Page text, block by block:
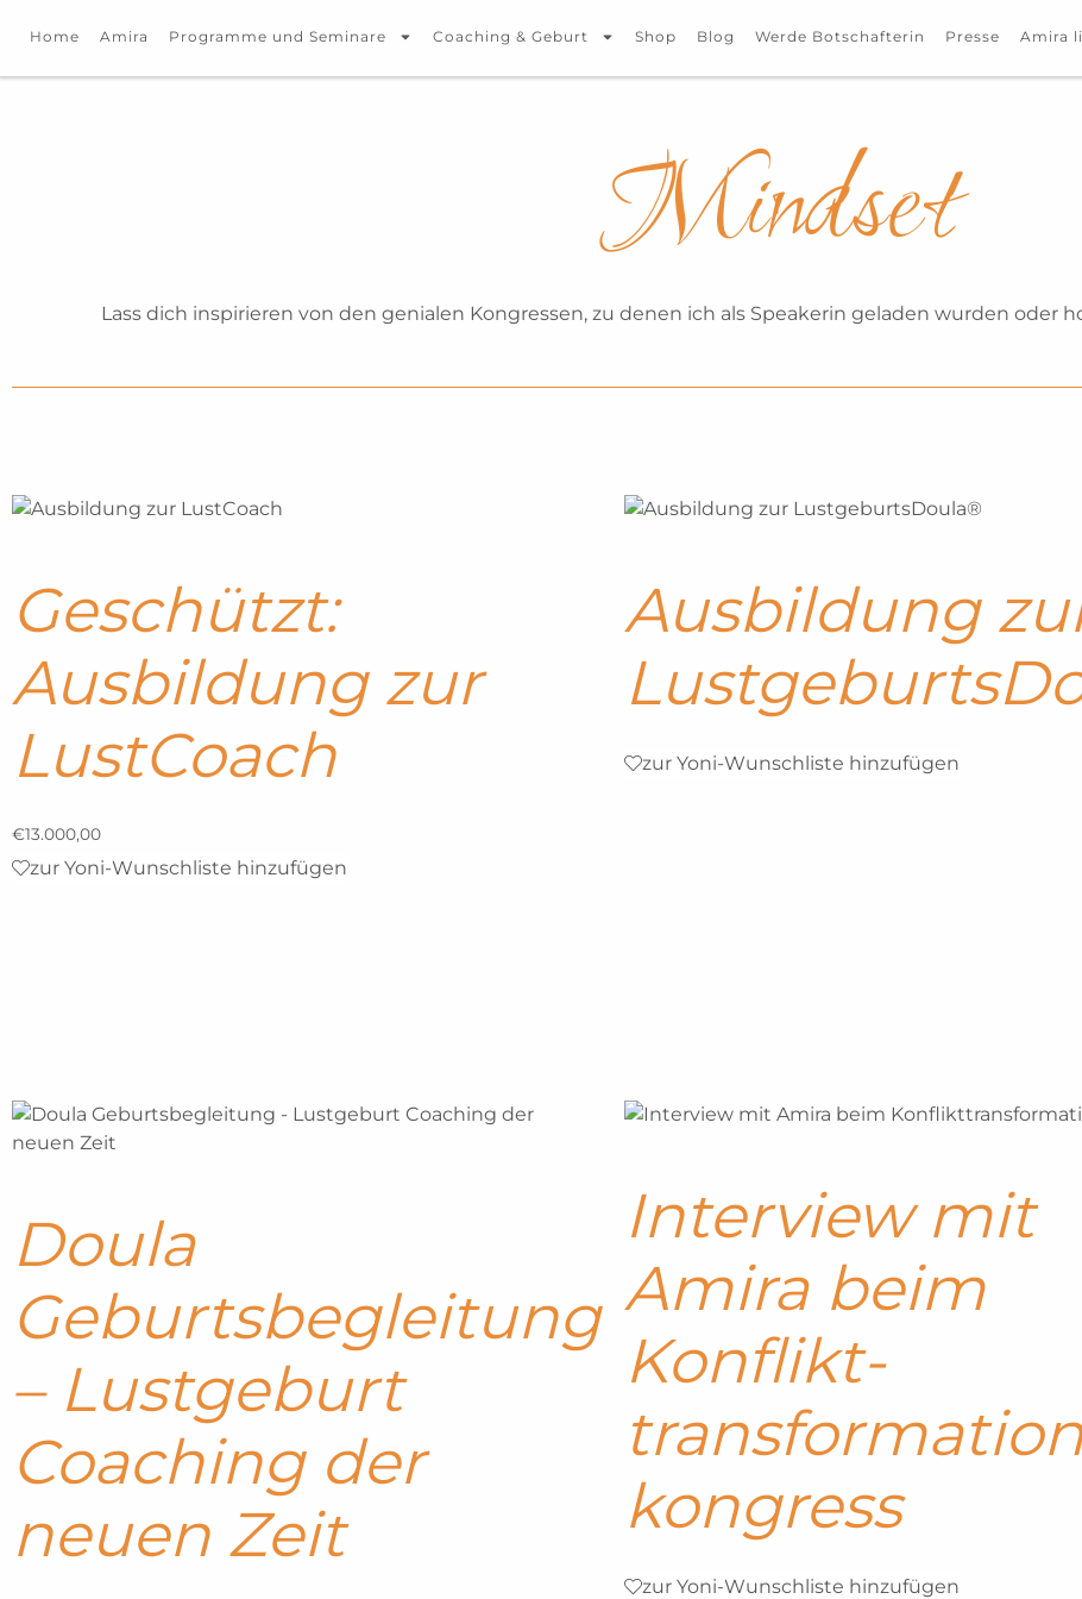
Home Amira Programme und Seminare Coaching & Geburt Shop Blog Werde Botschafterin Presse Amira
Mindset
Lass dich inspirieren von den genialen Kongressen, zu denen ich als Speakerin geladen wurden oder
Geschützt:
Ausbildung zur
LustCoach
€13.000,00
zur Yoni-Wunschliste hinzufügen
Ausbildung
zur Yoni-Wunschliste hinzufügen
Doula
Geburtsbegleitung
– Lustgeburt
Coaching der
neuen Zeit
Interview mit
Amira beim
Konflikt­
kongress
zur Yoni-Wunschliste hinzufügen